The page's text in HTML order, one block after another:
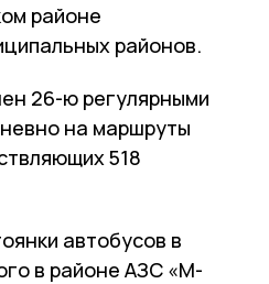
районе
районов.
26-ю регулярными
на маршруты
518
автобусов в
в районе АЗС «М-